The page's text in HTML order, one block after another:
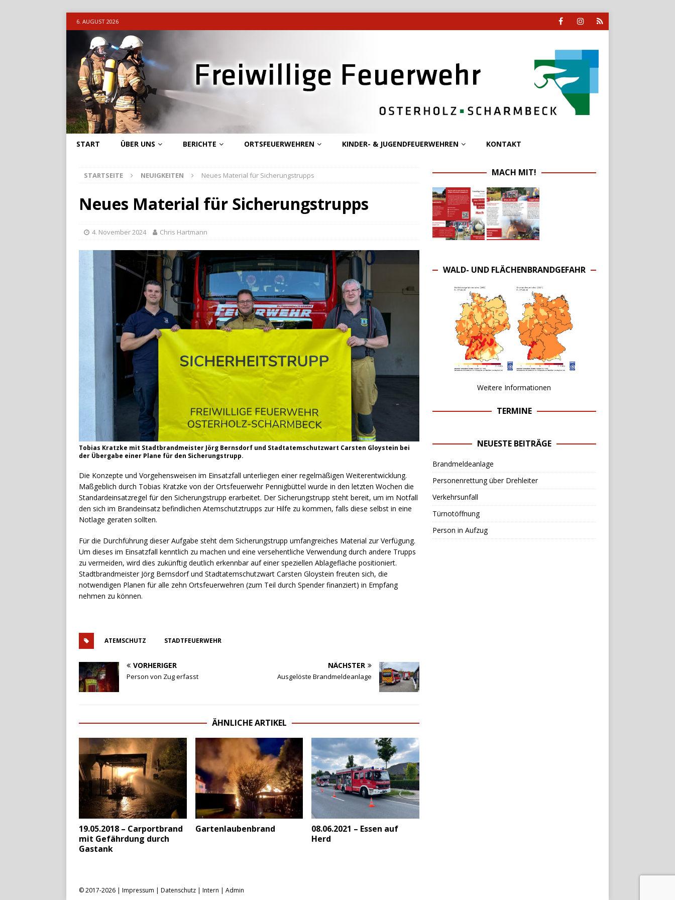
6. AUGUST 2026
START ÜBER UNS BERICHTE ORTSFEUERWEHREN KINDER- & JUGENDFEUERWEHREN KONTAKT
STARTSEITE NEUIGKEITEN Neues Material für Sicherungstrupps
Neues Material für Sicherungstrupps
4. November 2024 Chris Hartmann
Tobias Kratzke mit Stadtbrandmeister Jörg Bernsdorf und Stadtatemschutzwart Carsten Gloystein bei
der Übergabe einer Plane für den Sicherungstrupp.
Die Konzepte und Vorgehensweisen im Einsatzfall unterliegen einer regelmäßigen Weiterentwicklung.
Maßgeblich durch Tobias Kratzke von der Ortsfeuerwehr Pennigbüttel wurde in den letzten Wochen die
Standardeinsatzregel für den Sicherungstrupp erarbeitet. Der Sicherungstrupp steht bereit, um im Notfall
den sich im Brandeinsatz befindlichen Atemschutztrupps zur Hilfe zu kommen, falls diese selbst in eine
Notlage geraten sollten.
Für die Durchführung dieser Aufgabe steht dem Sicherungstrupp umfangreiches Material zur Verfügung.
Um dieses im Einsatzfall kenntlich zu machen und eine versehentliche Verwendung durch andere Trupps
zu vermeiden, wird dies zukünftig deutlich erkennbar auf einer speziellen Ablagefläche positioniert.
Stadtbrandmeister Jörg Bernsdorf und Stadtatemschutzwart Carsten Gloystein freuten sich, die
notwendigen Planen für alle zehn Ortsfeuerwehren (zum Teil durch Spender finanziert) in Empfang
nehmen zu können.
ATEMSCHUTZ STADTFEUERWEHR
VORHERIGER
Person von Zug erfasst
NÄCHSTER
Ausgelöste Brandmeldeanlage
ÄHNLICHE ARTIKEL
19.05.2018 – Carportbrand
mit Gefährdung durch
Gastank
Gartenlaubenbrand
08.06.2021 – Essen auf
Herd
MACH MIT!
WALD- UND FLÄCHENBRANDGEFAHR
Weitere Informationen
TERMINE
NEUESTE BEITRÄGE
Brandmeldeanlage
Personenrettung über Drehleiter
Verkehrsunfall
Türnotöffnung
Person in Aufzug
© 2017-2026 | Impressum | Datenschutz | Intern | Admin